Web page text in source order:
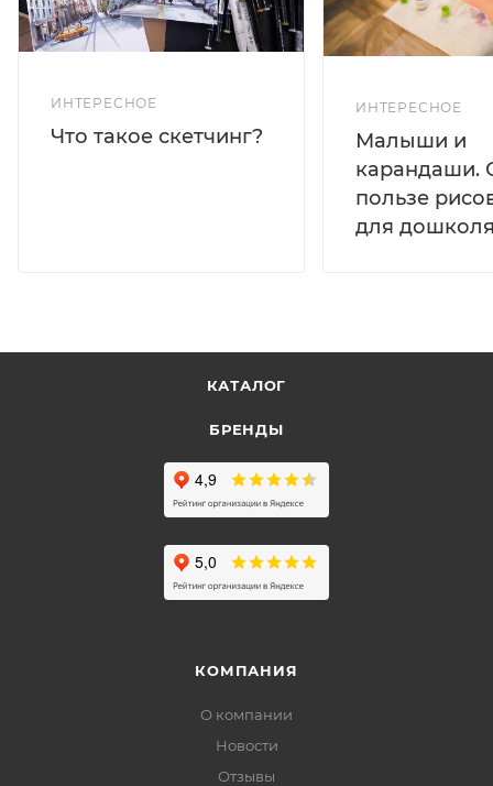
ИНТЕРЕСНОЕ
Что такое скетчинг?
ИНТЕРЕСНОЕ
Малыши и
карандаши.
пользе
для
КАТАЛОГ
БРЕНДЫ
КОМПАНИЯ
О компании
Новости
Отзывы